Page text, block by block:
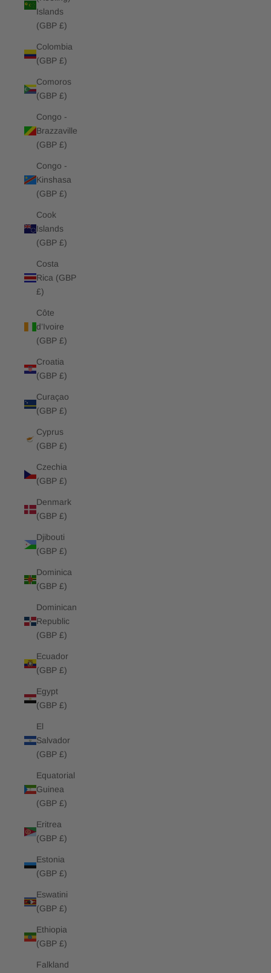
Islands
(GBP £)
Colombia
(GBP £)
Comoros
(GBP £)
Congo -
Brazzaville
(GBP £)
Congo -
Kinshasa
(GBP £)
Cook
Islands
(GBP £)
Costa
Rica (GBP
£)
Côte
d’Ivoire
(GBP £)
Croatia
(GBP £)
Curaçao
(GBP £)
Cyprus
(GBP £)
Czechia
(GBP £)
Denmark
(GBP £)
Djibouti
(GBP £)
Dominica
(GBP £)
Dominican
Republic
(GBP £)
Ecuador
(GBP £)
Egypt
(GBP £)
El
Salvador
(GBP £)
Equatorial
Guinea
(GBP £)
Eritrea
(GBP £)
Estonia
(GBP £)
Eswatini
(GBP £)
Ethiopia
(GBP £)
Falkland